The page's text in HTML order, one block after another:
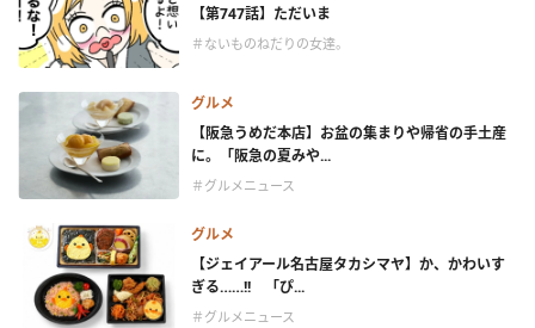
【第747話】ただいま
＃ないものねだりの女達。
グルメ
【阪急うめだ本店】お盆の集まりや帰省の手土産
に。「阪急の夏みや...
＃グルメニュース
グルメ
【ジェイアール名古屋タカシマヤ】か、かわいす
ぎる……!! 「ぴ...
＃グルメニュース